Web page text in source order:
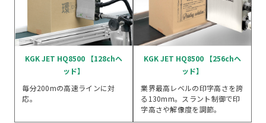
KGK JET HQ8500 【128chヘ
ッド】
毎分200mの高速ラインに対
応。
KGK JET HQ8500 【256chヘ
ッド】
業界最高レベルの印字高さを誇
る130mm。スラント制御で印
字高さや解像度を調節。